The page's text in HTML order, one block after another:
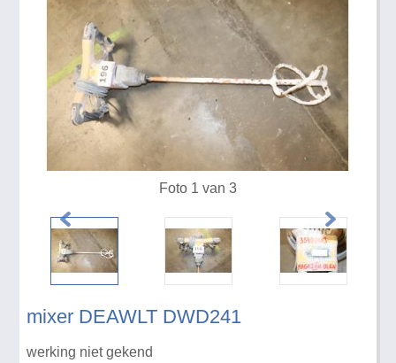
mixer DEAWLT DWD241
werking niet gekend
Foto 1 van 3